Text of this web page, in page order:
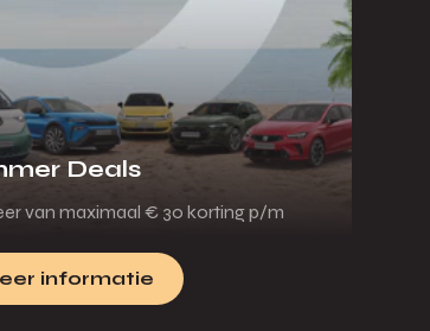
Deals
van maximaal € 30 korting p/m
informatie